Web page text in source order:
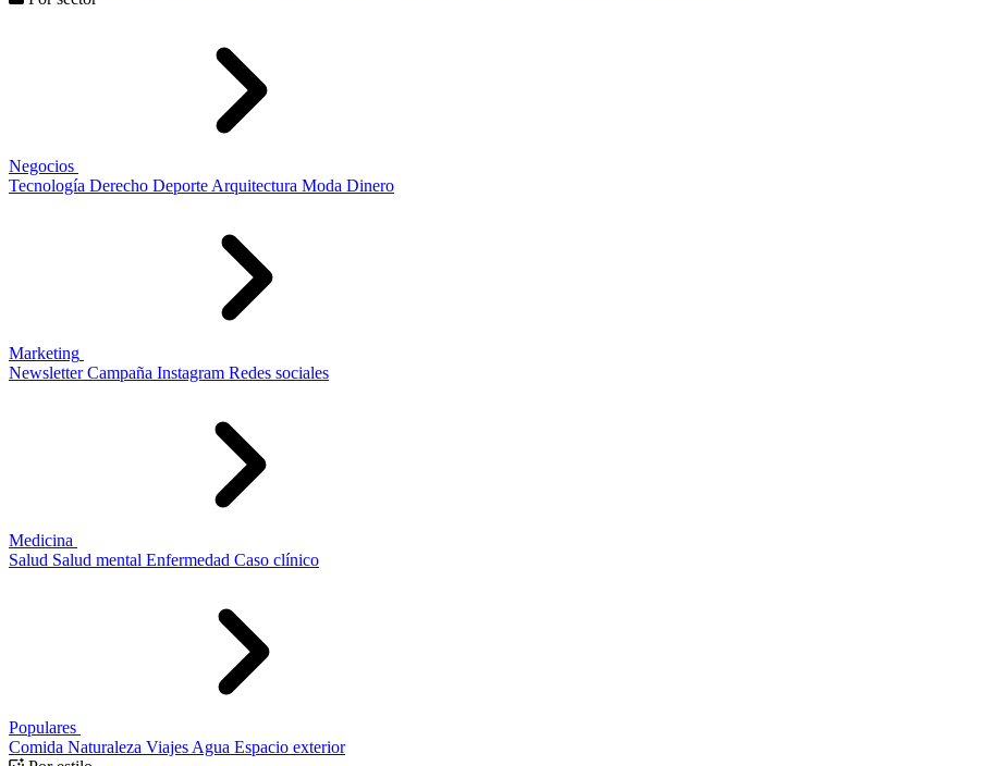
Negocios
Tecnología Derecho Deporte Arquitectura Moda Dinero
Marketing
Newsletter Campaña Instagram Redes sociales
Medicina
Salud Salud mental Enfermedad Caso clínico
Populares
Comida Naturaleza Viajes Agua Espacio exterior